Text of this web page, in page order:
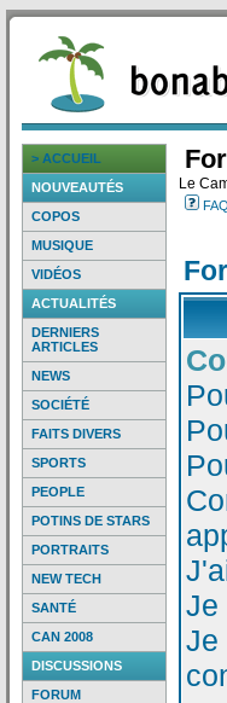
> ACCUEIL
NOUVEAUTÉS
COPOS
MUSIQUE
VIDÉOS
ACTUALITÉS
DERNIERS
ARTICLES
NEWS
SOCIÉTÉ
FAITS DIVERS
SPORTS
PEOPLE
POTINS DE STARS
PORTRAITS
NEW TECH
SANTÉ
CAN 2008
DISCUSSIONS
FORUM
Le
FAQ
Je
Je